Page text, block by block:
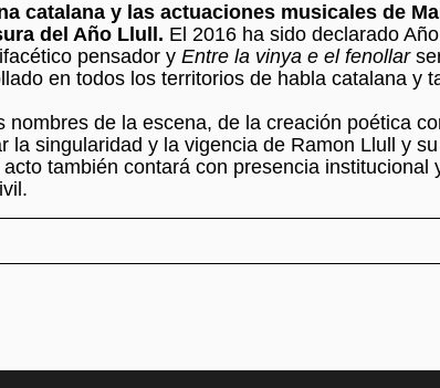
catalana y las actuaciones musicales de
del Año Llull. El 2016 ha sido declarado
pensador y Entre la vinya e el fenollar
en todos los territorios de habla catalana y
nombres de la escena, de la creación poética
la singularidad y la vigencia de Ramon Llull y
también contará con presencia